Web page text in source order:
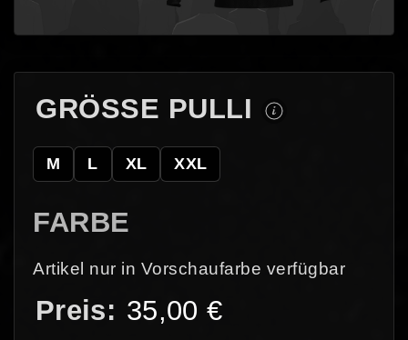
GRÖSSE PULLI
M L XL XXL
FARBE
Artikel nur in Vorschaufarbe verfügbar
35,00 €